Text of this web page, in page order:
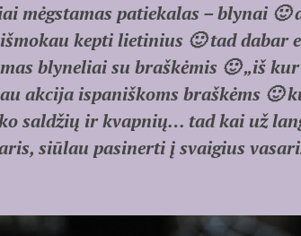
mėgstamas patiekalas – blynai 🙂
kepti lietinius 🙂 tad dabar
blyneliai su braškėmis 🙂 „iš
akcija ispaniškoms braškėms 🙂
saldžių ir kvapnių… tad kai už
siūlau pasinerti į svaigius